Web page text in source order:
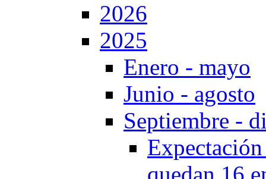
2026
2025
Enero - mayo
Junio - agosto
Septiembre -